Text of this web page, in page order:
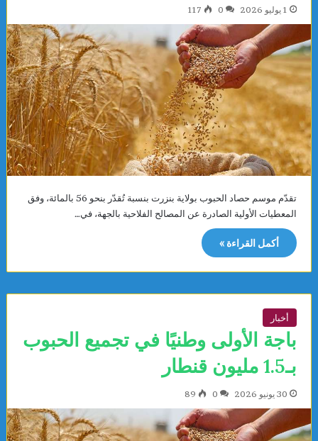
1 يوليو 2026 0
117
تقدّم موسم حصاد الحبوب بولاية بنزرت بنسبة تُقدّر بنحو 56 بالمائة، وفق
المعطيات الأولية الصادرة عن المصالح الفلاحية بالجهة، في…
أكمل القراءة »
أخبار
باجة الأولى وطنيًا في تجميع الحبوب
بـ1.5 مليون قنطار
30 يونيو 2026 0
89